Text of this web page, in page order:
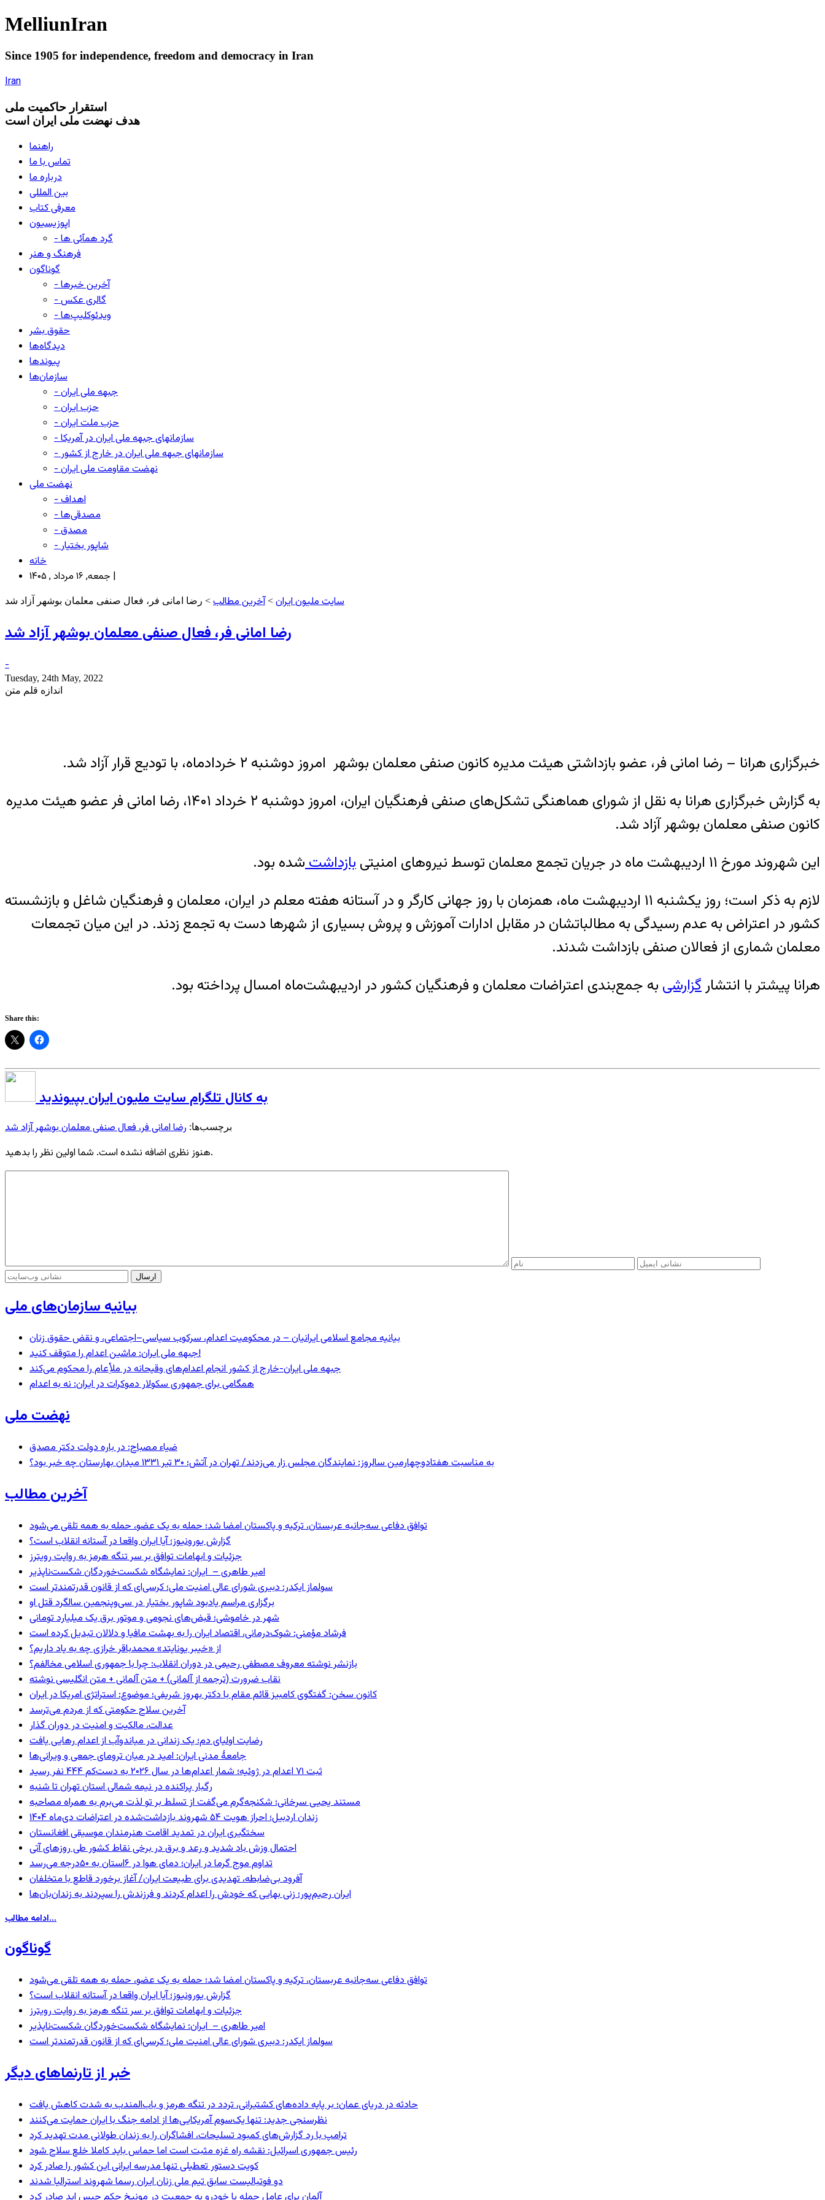
MelliunIran
Since 1905 for independence, freedom and democracy in Iran
Iran
استقرار حاکميت ملی
هدف نهضت ملی ایران است
راهنما
تماس با ما
درباره ما
بین المللی
معرفی کتاب
اپوزیسیون
- گرد همآئی ها
فرهنگ و هنر
گوناگون
- آخرین خبرها
- گالری عکس
- ویدئوکلیپ‌ها
حقوق بشر
دیدگاه‌ها
پیوندها
سازمان‌ها
- جبهه ملی ایران
- حزب ایران
- حزب ملت ایران
- سازمانهای جبهه ملی ایران در آمریکا
- سازمانهای جبهه ملی ایران در خارج از کشور
- نهضت مقاومت ملی ایران
نهضت ملی
- اهداف
- مصدقی‌ها
- مصدق
- شاپور بختیار
خانه
جمعه, ۱۶ مرداد , ۱۴۰۵ |
سایت ملیون ایران >آخرین مطالب > رضا امانی فر، فعال صنفی معلمان بوشهر آزاد شد
رضا امانی فر، فعال صنفی معلمان بوشهر آزاد شد
-
Tuesday, 24th May, 2022
اندازه قلم متن
خبرگزاری هرانا – رضا امانی فر، عضو بازداشتی هیئت مدیره کانون صنفی معلمان بوشهر امروز دوشنبه ۲ خردادماه، با تودیع قرار آزاد شد.
به گزارش خبرگزاری هرانا به نقل از شورای هماهنگی تشکل‌های صنفی فرهنگیان ایران، امروز دوشنبه ۲ خرداد ۱۴۰۱، رضا امانی فر عضو هیئت مدیره
کانون صنفی معلمان بوشهر آزاد شد.
این شهروند مورخ ۱۱ اردیبهشت ماه در جریان تجمع معلمان توسط نیروهای امنیتی
بازداشتشده بود.
لازم به ذکر است؛ روز یکشنبه ۱۱ اردیبهشت ماه، همزمان با روز جهانی کارگر و در آستانه هفته معلم در ایران، معلمان و فرهنگیان شاغل و بازنشسته
کشور در اعتراض به عدم رسیدگی به مطالباتشان در مقابل ادارات آموزش و پروش بسیاری از شهرها دست به تجمع زدند. در این میان تجمعات
معلمان شماری از فعالان صنفی بازداشت شدند.
هرانا پیشتر با انتشارگزارشی به جمع‌بندی اعتراضات معلمان و فرهنگیان کشور در اردیبهشت‌ماه امسال پرداخته بود.
Share this:
به کانال تلگرام سایت ملیون ایران بپیوندید
برچسب‌ها: رضا امانی فر، فعال صنفی معلمان بوشهر آزاد شد
هنوز نظری اضافه نشده است. شما اولین نظر را بدهید.
بیانیه سازمان‌های ملی
بیانیه مجامع اسلامی ایرانیان – در محکومیت اعدام، سرکوب سیاسی–اجتماعی، و نقض حقوق زنان
جبهه ملی ایران: ماشین اعدام را متوقف کنید!
جبهه ملی ایران-خارج از کشور انجام اعدام‌های وقیحانه در ملأِعام را محکوم می‌کند
همگامی برای جمهوری سکولار دموکرات در ایران: نه به اعدام
نهضت ملی
ضیاء مصباح: در باره دولت دکتر مصدق
به مناسبت هفتادوچهارمین سالروز: نمایندگان مجلس زار می‌زدند/ تهران در آتش؛ ۳۰ تیر ۱۳۳۱ میدان بهارستان چه خبر بود؟
آخرین مطالب
توافق دفاعی سه‌جانبه عربستان، ترکیه و پاکستان امضا شد؛ حمله به یک عضو، حمله به همه تلقی می‌شود
گزارش یورونیوز؛ آیا ایران واقعا در آستانه انقلاب است؟
جزئیات و ابهامات توافق بر سر تنگه هرمز به روایت رویترز
امیر طاهری – ایران: نمایشگاه شکست‌خوردگان شکست‌ناپذیر
سولماز ایکدر: دبیری شورای عالی امنیت ملی؛ کرسی‌ای که از قانون قدرتمندتر است
برگزاری مراسم یادبود شاپور بختیار در سی‌وپنجمین سالگرد قتل او
شهر در خاموشی؛ قبض‌های نجومی و موتور برق یک میلیارد تومانی
فرشاد مؤمنی: شوک‌درمانی، اقتصاد ایران را به بهشت مافیا و دلالان تبدیل کرده است
از «خیبر یونایتد» محمدباقر خرازی چه به یاد داریم؟
بازنشر نوشته معروف مصطفی رحیمی در دوران انقلاب: چرا با جمهوری اسلامی مخالفم؟
نقاب ضرورت (ترجمه از آلمانی) + متن آلمانی + متن انگلیسی نوشته
کانون سخن: گفتگوی کامبیز قائم مقام با دکتر بهروز شریفی؛ موضوع: استراتژی امریکا در ایران
آخرین سلاح حکومتی که از مردم می‌ترسد
عدالت، مالکیت و امنیت در دوران گذار
رضایت اولیای دم؛ یک زندانی در میاندوآب از اعدام رهایی یافت
جامعهٔ مدنی ایران: امید در میان ترومای جمعی و ویرانی‌ها
ثبت ۷۱ اعدام در ژوئیه؛ شمار اعدام‌ها در سال ۲۰۲۶ به دست‌کم ۴۴۴ نفر رسید
رگبار پراکنده در نیمه شمالی استان تهران تا شنبه
مستند یحیی سرخانی؛ شکنجه‌گرم می‌گفت از تسلط بر تو لذت می‌برم به همراه مصاحبه
زندان اردبیل؛ احراز هویت ۵۴ شهروند بازداشت‌شده در اعتراضات دی‌ماه ۱۴۰۴
سختگیری ایران در تمدید اقامت هنرمندان موسیقی افغانستان
احتمال وزش باد شدید و رعد و برق در برخی نقاط کشور طی روزهای آتی
تداوم موج گرما در ایران؛ دمای هوا در ۶استان به ۵۰درجه می‌رسد
آفرود بی‌ضابطه، تهدیدی برای طبیعت ایران/ آغاز برخورد قاطع با متخلفان
ایران رحیم‌پور؛ زنی بهایی که خودش را اعدام کردند و فرزندش را سپردند به زندان‌بان‌ها
ادامه مطالب...
گوناگون
توافق دفاعی سه‌جانبه عربستان، ترکیه و پاکستان امضا شد؛ حمله به یک عضو، حمله به همه تلقی می‌شود
گزارش یورونیوز؛ آیا ایران واقعا در آستانه انقلاب است؟
جزئیات و ابهامات توافق بر سر تنگه هرمز به روایت رویترز
امیر طاهری – ایران: نمایشگاه شکست‌خوردگان شکست‌ناپذیر
سولماز ایکدر: دبیری شورای عالی امنیت ملی؛ کرسی‌ای که از قانون قدرتمندتر است
خبر از تارنماهای دیگر
حادثه در دریای عمان؛ بر پایه داده‌های کشتیرانی، تردد در تنگه هرمز و باب‌المندب به شدت کاهش یافت
نظرسنجی جدید: تنها یک‌سوم آمریکایی‌ها از ادامه جنگ با ایران حمایت می‌کنند
ترامپ با رد گزارش‌های کمبود تسلیحات، افشاگران را به زندان طولانی مدت تهدید کرد
رئیس‌ جمهوری اسرائیل: نقشه راه غزه مثبت است اما حماس باید کاملا خلع سلاح شود
کویت دستور تعطیلی تنها مدرسه ایرانی این کشور را صادر کرد
دو فوتبالیست سابق تیم ملی زنان ایران رسما شهروند استرالیا شدند